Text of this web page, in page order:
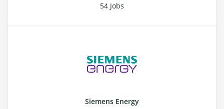
54 Jobs
Siemens Energy